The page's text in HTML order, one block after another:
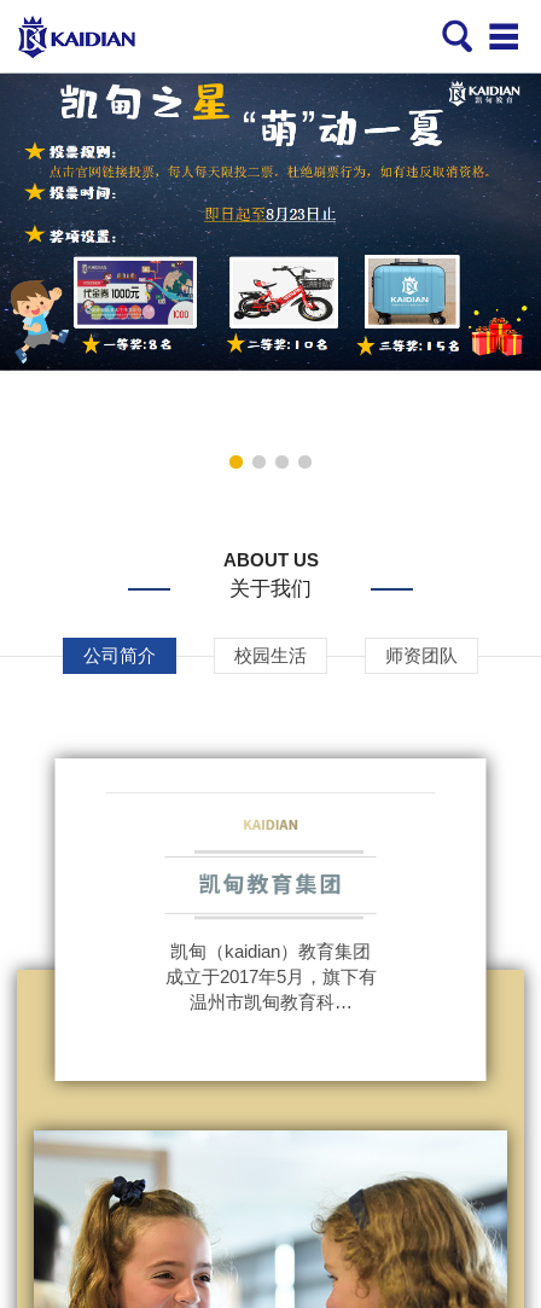
ABOUT US
关于我们
公司简介 校园生活 师资团队
凯甸（kaidian）教育集团
成立于2017年5月，旗下有
温州市凯甸教育科…